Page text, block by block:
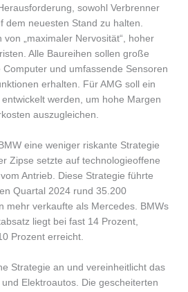
sowohl Verbrenner
dem neuesten Stand zu halten.
„maximaler Nervosität“, hoher
Alle Baureihen sollen große
Computer und umfassende Sensoren
erhalten. Für AMG soll ein
werden, um hohe Margen
auszugleichen.
eine weniger riskante Strategie
Zipse setzte auf technologieoffene
Antrieb. Diese Strategie führte
Quartal 2024 rund 35.200
mehr verkaufte als Mercedes. BMWs
liegt bei fast 14 Prozent,
Prozent erreicht.
Strategie an und vereinheitlicht das
Elektroautos. Die gescheiterten